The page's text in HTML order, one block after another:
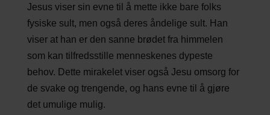
Jesus viser sin evne til å mette ikke bare folks
fysiske sult, men også deres åndelige sult. Han
viser at han er den sanne brødet fra himmelen
som kan tilfredsstille menneskenes dypeste
behov. Dette mirakelet viser også Jesu omsorg for
de svake og trengende, og hans evne til å gjøre
det umulige mulig.